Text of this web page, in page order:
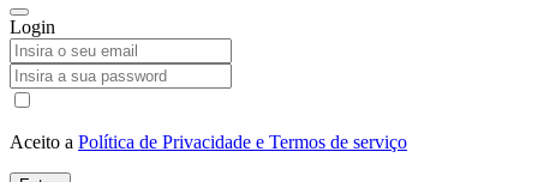
Login
Aceito a Política de Privacidade e Termos de serviço